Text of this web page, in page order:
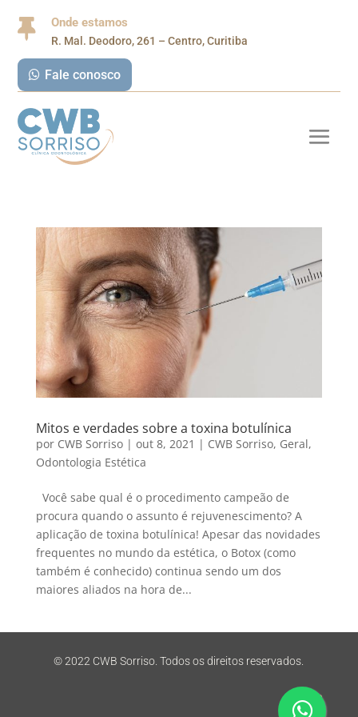
 Onde estamos
R. Mal. Deodoro, 261 – Centro, Curitiba
Fale conosco
Mitos e verdades sobre a toxina botulínica
por CWB Sorriso| out 8, 2021 | CWB Sorriso, Geral,
Odontologia Estética
Você sabe qual é o procedimento campeão de
procura quando o assunto é rejuvenescimento? A
aplicação de toxina botulínica! Apesar das novidades
frequentes no mundo da estética, o Botox (como
também é conhecido) continua sendo um dos
maiores aliados na hora de...
© 2022 CWB Sorriso. Todos os direitos reservados.